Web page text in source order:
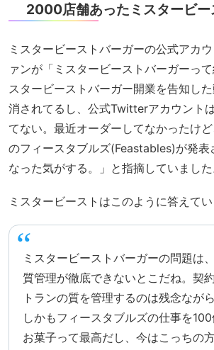
2000店舗あったミスタービー
ミスタービーストバーガーの公式アカ
ァンが「ミスタービーストバーガーっ
スタービーストバーガー開業を告知し
消されてるし、公式Twitterアカウント
てない。最近オーダーしてなかったけ
のフィースタブルズ(Feastables)が発表
なった気がする。」と指摘していました
ミスタービーストはこのように答えてい
ミスタービーストバーガーの問題は
質管理が徹底できないとこだね。契
トランの質を管理するのは残念なが
しかもフィースタブルズの仕事を100
お菓子って最高だし、今はこっちの